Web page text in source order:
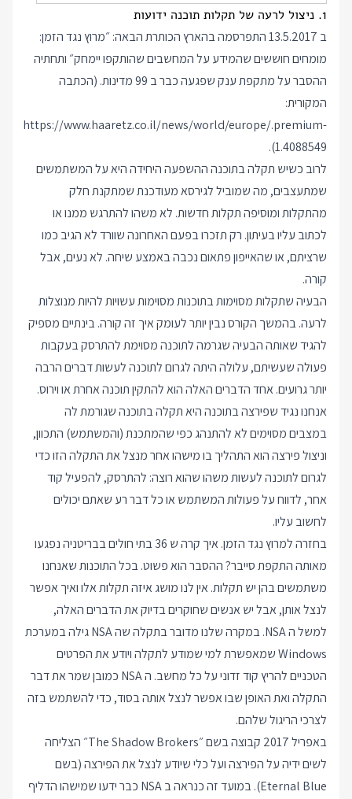
1. ניצול לרעה של תקלות תוכנה ידועות
ב 13.5.2017 התפרסמה בהארץ הכותרת הבאה: ״מרוץ נגד הזמן:
מומחים חוששים שהמידע על המחשבים שהותקפו יימחק״ ותחתיה
ההסבר על מתקפת ענק שפגעה כבר ב 99 מדינות. (הכתבה
המקורית:
https://www.haaretz.co.il/news/world/europe/.premium-
1.4088549
).
לרוב כשיש תקלה בתוכנה ההשפעה היחידה היא על המשתמשים
שמתעצבים, מה שמוביל לגירסא מעודכנת שמתקנת חלק
מהתקלות ומוסיפה תקלות חדשות. לא משהו להתרגש ממנו או
לכתוב עליו בעיתון. רק תזכרו בפעם האחרונה שוורד לא הגיב כמו
שרציתם, או שהאייפון פתאום נכבה באמצע שיחה. לא נעים, אבל
קורה.
הבעיה שתקלות מסוימות בתוכנות מסוימות עשויות להיות מנוצלות
לרעה. בהמשך הקורס נבין יותר לעומק איך זה קורה. בינתיים מספיק
להגיד שאותה הבעיה שגרמה לתוכנה מסוימת להתרסק בעקבות
פעולה שעשיתם, עלולה היתה לגרום לתוכנה לעשות דברים הרבה
יותר גרועים. אחד הדברים האלה הוא להתקין תוכנה אחרת או וירוס.
אנחנו נגיד שפירצה בתוכנה היא תקלה בתוכנה שגורמת לה
במצבים מסוימים לא להתנהג כפי שהמתכנת (והמשתמש) התכוון,
וניצול פירצה הוא התהליך בו מישהו אחר מנצל את התקלה הזו כדי
לגרום לתוכנה לעשות משהו שהוא רוצה: להתרסק, להפעיל קוד
אחר, לדווח על פעולות המשתמש או כל דבר רע שאתם יכולים
לחשוב עליו.
בחזרה למרוץ נגד הזמן. איך קרה ש 36 בתי חולים בבריטניה נפגעו
מאותה התקפת סייבר? ההסבר הוא פשוט. בכל התוכנות שאנחנו
משתמשים בהן יש תקלות. אין לנו מושג איזה תקלות אלו ואיך אפשר
לנצל אותן, אבל יש אנשים שחוקרים בדיוק את הדברים האלה,
למשל ה NSA. במקרה שלנו מדובר בתקלה שה NSA גילה במערכת
Windows שמאפשרת למי שמודע לתקלה ויודע את הפרטים
הטכניים להריץ קוד זדוני על כל מחשב. ה NSA כמובן שמר את דבר
התקלה ואת האופן שבו אפשר לנצל אותה בסוד, כדי להשתמש בזה
לצרכי הריגול שלהם.
באפריל 2017 קבוצה בשם ״The Shadow Brokers״ הצליחה
לשים ידיה על הפירצה ועל כלי שיודע לנצל את הפירצה (בשם
Eternal Blue). במועד זה כנראה ב NSA כבר ידעו שמישהו הדליף